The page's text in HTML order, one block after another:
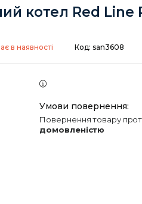
котел Red Line
в наявності Код: san3608
повернення товару
домовленістю